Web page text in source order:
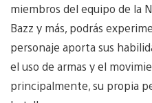
miembros del equipo de la
Bazz y más, podrás
personaje aporta sus
el uso de armas y el
principalmente, su propia